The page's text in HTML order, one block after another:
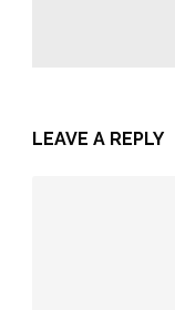
LEAVE A REPLY